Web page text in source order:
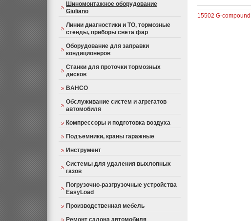
Шиномонтажное оборудование
Giuliano
Линии диагностики и ТО, тормозные
стенды, приборы света фар
Оборудование для заправки
кондиционеров
Станки для проточки тормозных
дисков
BAHCO
Обслуживание систем и агрегатов
автомобиля
Компрессоры и подготовка воздуха
Подъемники, краны гаражные
Инструмент
Системы для удаления выхлопных
газов
Погрузочно-разгрузочные устройства
EasyLoad
Производственная мебель
Ремонт салона автомобиля
15502 G-compound